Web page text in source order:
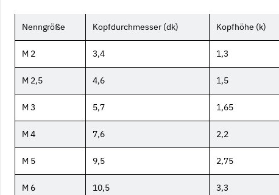
Nenngröße Kopfdurchmesser (dk) Kopfhöhe (k)
M 2 3,4 1,3
M 2,5 4,6 1,5
M 3 5,7 1,65
M 4 7,6 2,2
M 5 9,5 2,75
M 6 10,5 3,3